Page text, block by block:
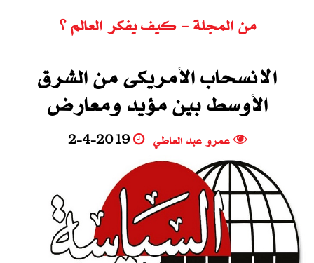
من المجلة - كيف يفكر العالم ؟
الانسحاب الأمريكى من الشرق
الأوسط‮ ‬بين مؤيد ومعارض
عمرو عبد العاطي 2-4-2019